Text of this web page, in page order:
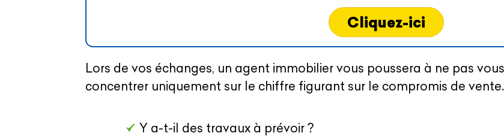
Cliquez-ici
Lors de vos échanges, un agent immobilier vous poussera à ne pas vous
concentrer uniquement sur le chiffre figurant sur le compromis de vente.
Y a-t-il des travaux à prévoir ?